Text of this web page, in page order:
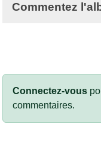
Commentez
Connectez-vous
commentaires.